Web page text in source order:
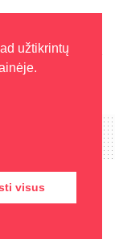
ieško trenerių
ieško
užtikrintų
visus